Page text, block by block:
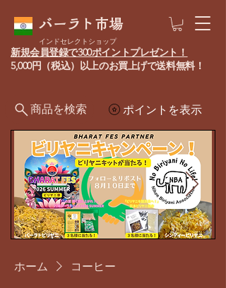
バーラト市場
ポイントを表示
新規会員登録で300ポイントプレゼント！
5,000円（税込）以上のお買上げで送料無料！
インドセレクトショップ
商品を検索
ホーム コーヒー